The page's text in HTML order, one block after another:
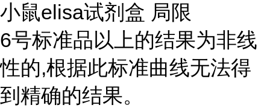
小鼠elisa试剂盒 局限
6号标准品以上的结果为非线
性的,根据此标准曲线无法得
到精确的结果。